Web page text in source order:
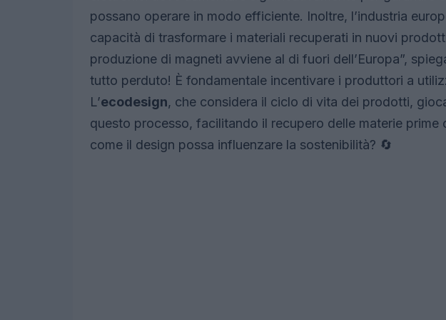
possano operare in modo efficiente. Inoltre, l’industria
capacità di trasformare i materiali recuperati in nuovi
produzione di magneti avviene al di fuori dell’Europa”,
tutto perduto! È fondamentale incentivare i produttori a
L’ecodesign, che considera il ciclo di vita dei prodotti,
questo processo, facilitando il recupero delle materie prime
come il design possa influenzare la sostenibilità? 🔄